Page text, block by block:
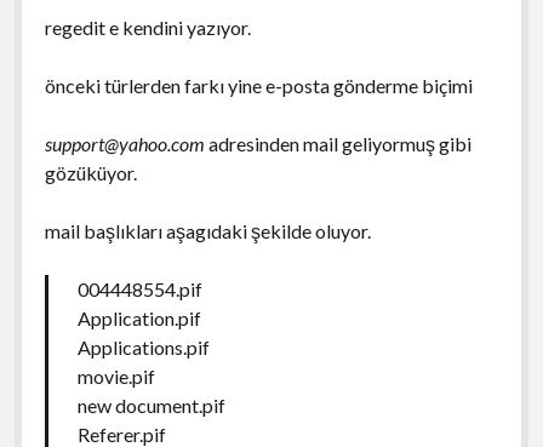
regedit e kendini yazıyor.
önceki türlerden farkı yine e-posta gönderme biçimi
support@yahoo.com adresinden mail geliyormuş gibi
gözüküyor.
mail başlıkları aşagıdaki şekilde oluyor.
004448554.pif
Application.pif
Applications.pif
movie.pif
new document.pif
Referer.pif